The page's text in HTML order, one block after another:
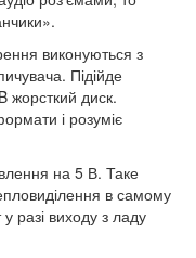
виконуються з
Підійде
жорсткий диск.
і розуміє
на 5 В. Таке
в самому
разі виходу з ладу